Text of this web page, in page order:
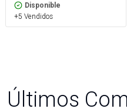
Disponible
+5 Vendidos
Últimos